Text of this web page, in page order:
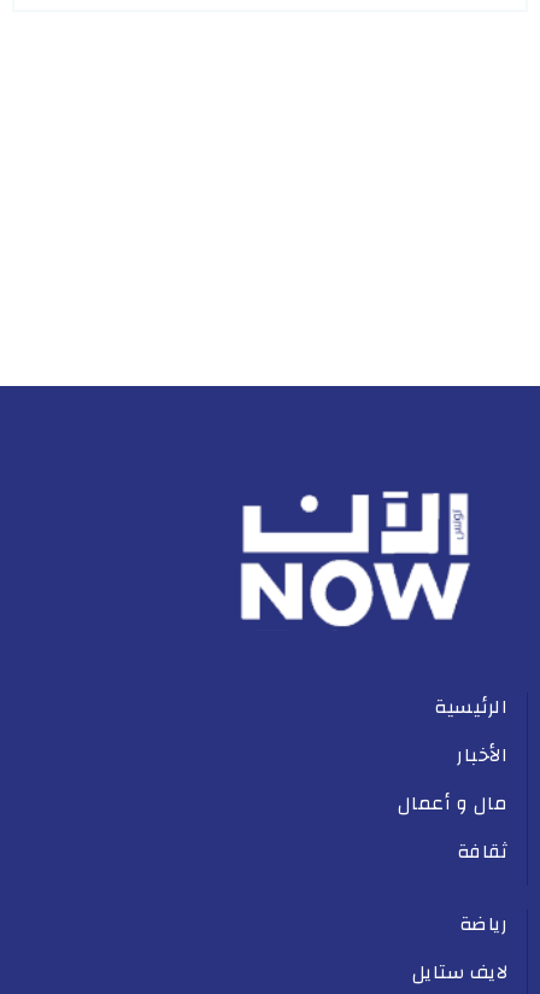
الرئيسية
الأخبار
مال و أعمال
ثقافة
رياضة
لايف ستايل